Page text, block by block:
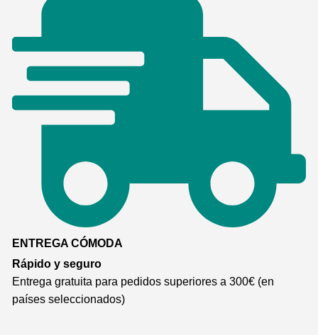
ENTREGA CÓMODA
Rápido y seguro
Entrega gratuita para pedidos superiores a 300€ (en
países seleccionados)